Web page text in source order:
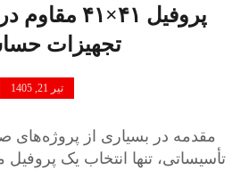
پروفیل
تجهیزات
تیر 21, 1405
مقدمه در بسیاری از پروژه‌های
تأسیساتی، تنها انتخاب یک پروفیل